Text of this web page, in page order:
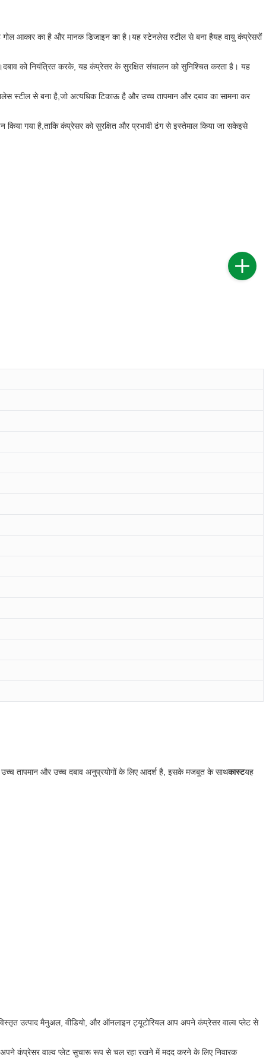
गोल आकार का है और मानक डिजाइन का है।यह स्टेनलेस स्टील से बना हैयह वायु कंप्रेसरों
को नियंत्रित करके, यह कंप्रेसर के सुरक्षित संचालन को सुनिश्चित करता है। यह
स्टील से बना है,जो अत्यधिक टिकाऊ है और उच्च तापमान और दबाव का सामना कर
गया है,ताकि कंप्रेसर को सुरक्षित और प्रभावी ढंग से इस्तेमाल किया जा सकेइसे
उच्च तापमान और उच्च दबाव अनुप्रयोगों के लिए आदर्श है, इसके मजबूत के साथकास्टयह
उत्पाद मैनुअल, वीडियो, और ऑनलाइन ट्यूटोरियल आप अपने कंप्रेसर वाल्व प्लेट से
अपने कंप्रेसर वाल्व प्लेट सुचारू रूप से चल रहा रखने में मदद करने के लिए निवारक